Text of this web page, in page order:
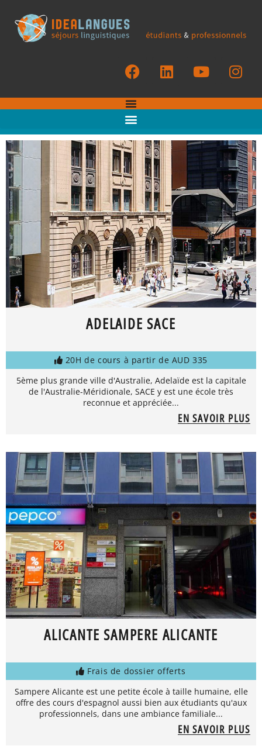
ADELAIDE SACE
20H de cours à partir de AUD 335
5ème plus grande ville d'Australie, Adelaïde est la capitale
de l'Australie-Méridionale, SACE y est une école très
reconnue et appréciée...
EN SAVOIR PLUS
ALICANTE SAMPERE ALICANTE
Frais de dossier offerts
Sampere Alicante est une petite école à taille humaine, elle
offre des cours d'espagnol aussi bien aux étudiants qu'aux
professionnels, dans une ambiance familiale...
EN SAVOIR PLUS